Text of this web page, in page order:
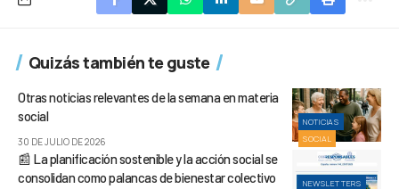
Quizás también te guste
NOTICIAS
SOCIAL
Otras noticias relevantes de la semana en materia
social
30 DE JULIO DE 2026
NEWSLETTERS
📰 La planificación sostenible y la acción social se
consolidan como palancas de bienestar colectivo